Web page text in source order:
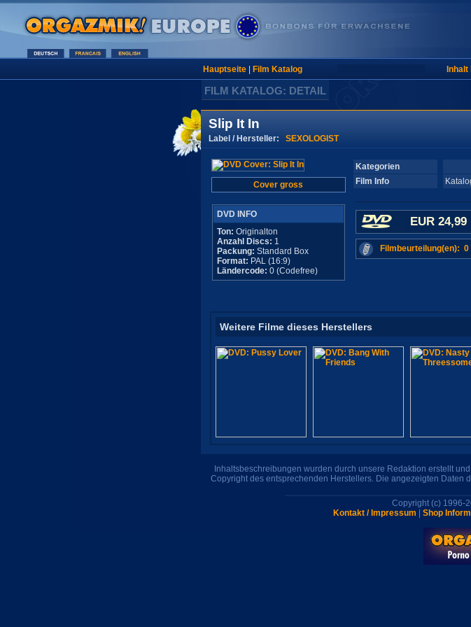
Hauptseite| Film Katalog
FILM KATALOG: DETAIL
Slip It In
Label / Hersteller: SEXOLOGIST
Cover gross
DVD INFO
Ton: Originalton
Anzahl Discs: 1
Packung: Standard Box
Format: PAL (16:9)
Ländercode: 0 (Codefree)
Kategorien
Film Info
EUR 24,99
Filmbeurteilung(en): 0
Weitere Filme dieses Herstellers
Inhaltsbeschreibungen wurden durch unsere Redaktion erstellt
Copyright des entsprechenden Herstellers. Die angezeigten
Copyright (c) 1996-
Kontakt / Impressum
Shop